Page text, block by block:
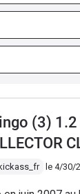
(3) 1.2
kickass_fr le 4/30/